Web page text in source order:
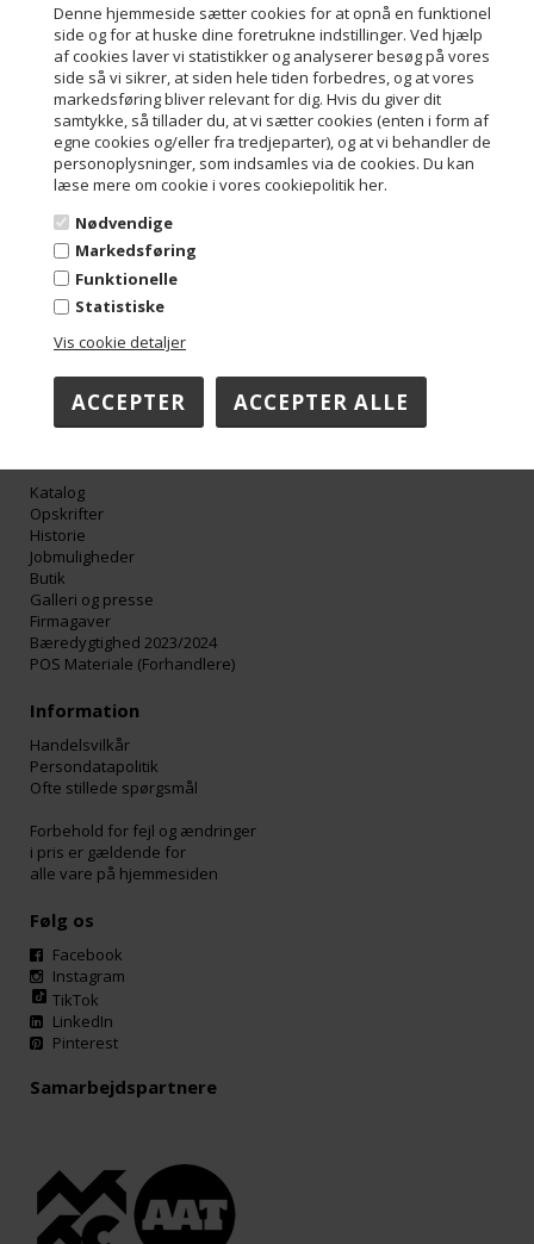
Denne hjemmeside sætter cookies for at opnå en funktionel
side og for at huske dine foretrukne indstillinger. Ved hjælp
af cookies laver vi statistikker og analyserer besøg på vores
side så vi sikrer, at siden hele tiden forbedres, og at vores
markedsføring bliver relevant for dig. Hvis du giver dit
samtykke, så tillader du, at vi sætter cookies (enten i form af
egne cookies og/eller fra tredjeparter), og at vi behandler de
personoplysninger, som indsamles via de cookies. Du kan
læse mere om cookie i vores cookiepolitik her.
Nødvendige
Markedsføring
Funktionelle
Statistiske
Vis cookie detaljer
Kontakt
Aalborg Chokoladen ApS
Troensevej 4M
9220 Aalborg Øst
Danmark
Tel: +45 98 13 10 70
Mail: info@aalborgchokoladen.dk
Mail: faktura@aalborgchokoladen.dk
Mandag-Torsdag 08:00-16:00
Fredag 08:00-15:00
Katalog
Opskrifter
Historie
Jobmuligheder
Butik
Galleri og presse
Firmagaver
Bæredygtighed 2023/2024
POS Materiale (Forhandlere)
Information
Handelsvilkår
Persondatapolitik
Ofte stillede spørgsmål
Forbehold for fejl og ændringer
i pris er gældende for
alle vare på hjemmesiden
Følg os
Facebook
Instagram
TikTok
LinkedIn
Pinterest
Samarbejdspartnere